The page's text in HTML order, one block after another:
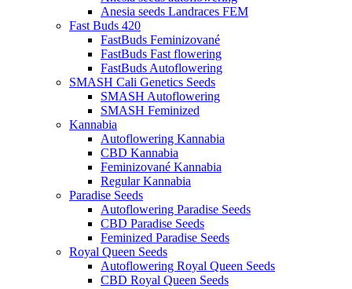
Anesia seeds Landraces FEM
Fast Buds 420
FastBuds Feminizované
FastBuds Fast flowering
FastBuds Autoflowering
SMASH Cali Genetics Seeds
SMASH Autoflowering
SMASH Feminized
Kannabia
Autoflowering Kannabia
CBD Kannabia
Feminizované Kannabia
Regular Kannabia
Paradise Seeds
Autoflowering Paradise Seeds
CBD Paradise Seeds
Feminized Paradise Seeds
Royal Queen Seeds
Autoflowering Royal Queen Seeds
CBD Royal Queen Seeds